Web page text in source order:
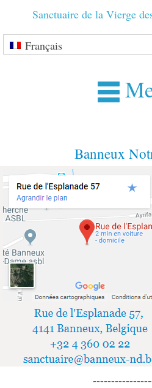
Sanctuaire de la Vierge
Français
Banneux